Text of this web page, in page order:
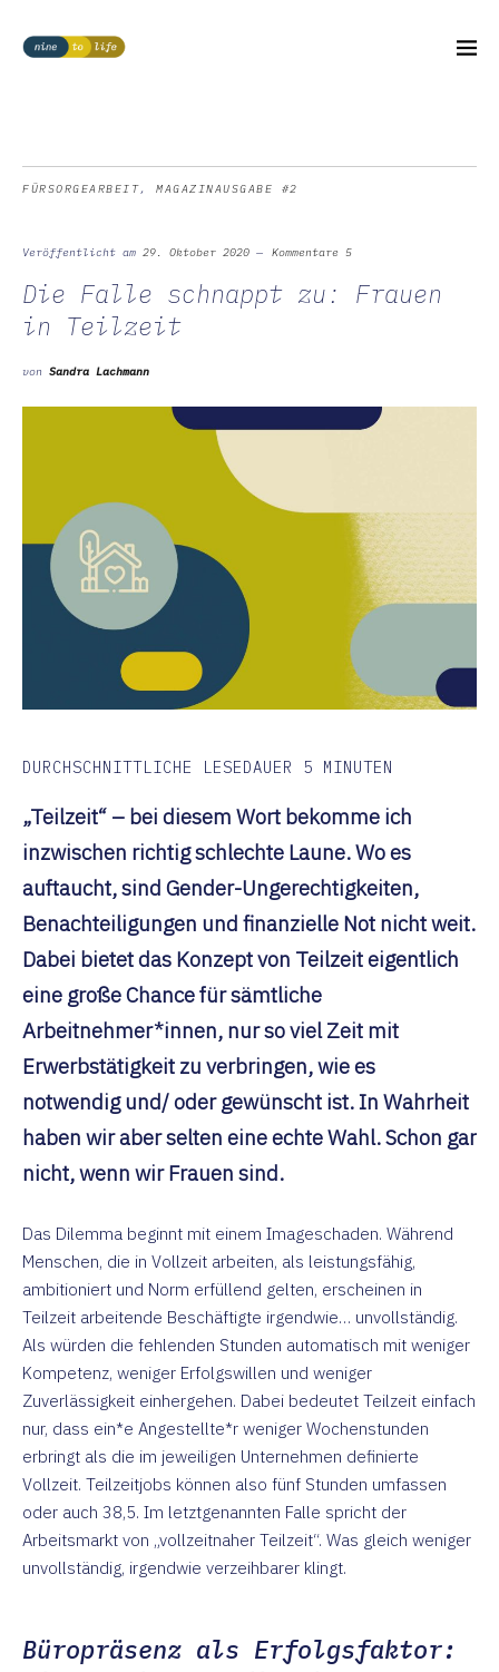
FÜRSORGEARBEIT, MAGAZINAUSGABE #2
Veröffentlicht am 29. Oktober 2020 Kommentare 5
Die Falle schnappt zu: Frauen
in Teilzeit
von Sandra Lachmann
DURCHSCHNITTLICHE LESEDAUER 5 MINUTEN
„Teilzeit“ – bei diesem Wort bekomme ich
inzwischen richtig schlechte Laune. Wo es
auftaucht, sind Gender-Ungerechtigkeiten,
Benachteiligungen und finanzielle Not nicht weit.
Dabei bietet das Konzept von Teilzeit eigentlich
eine große Chance für sämtliche
Arbeitnehmer*innen, nur so viel Zeit mit
Erwerbstätigkeit zu verbringen, wie es
notwendig und/ oder gewünscht ist. In Wahrheit
haben wir aber selten eine echte Wahl. Schon gar
nicht, wenn wir Frauen sind.
Das Dilemma beginnt mit einem Imageschaden. Während
Menschen, die in Vollzeit arbeiten, als leistungsfähig,
ambitioniert und Norm erfüllend gelten, erscheinen in
Teilzeit arbeitende Beschäftigte irgendwie… unvollständig.
Als würden die fehlenden Stunden automatisch mit weniger
Kompetenz, weniger Erfolgswillen und weniger
Zuverlässigkeit einhergehen. Dabei bedeutet Teilzeit einfach
nur, dass ein*e Angestellte*r weniger Wochenstunden
erbringt als die im jeweiligen Unternehmen definierte
Vollzeit. Teilzeitjobs können also fünf Stunden umfassen
oder auch 38,5. Im letztgenannten Falle spricht der
Arbeitsmarkt von „vollzeitnaher Teilzeit“. Was gleich weniger
unvollständig, irgendwie verzeihbarer klingt.
Büropräsenz als Erfolgsfaktor: